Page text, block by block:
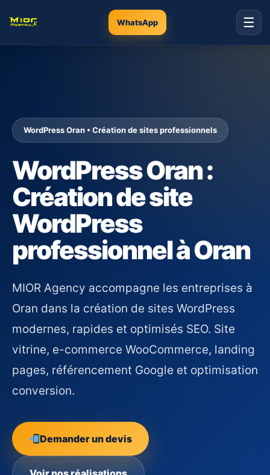
WhatsApp ☰
WordPress Oran • Création de sites professionnels
WordPress Oran :
Création de site
WordPress
professionnel à Oran
MIOR Agency accompagne les entreprises à
Oran dans la création de sites WordPress
modernes, rapides et optimisés SEO. Site
vitrine, e-commerce WooCommerce, landing
pages, référencement Google et optimisation
conversion.
Demander un devis